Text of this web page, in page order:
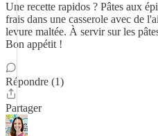
Une recette rapidos ? Pâtes aux
frais dans une casserole avec de
levure maltée. À servir sur les
Bon appétit !
Répondre (1)
Partager